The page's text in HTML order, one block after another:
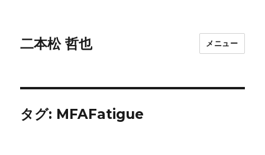
二本松 哲也 メニュー
タグ: MFAFatigue